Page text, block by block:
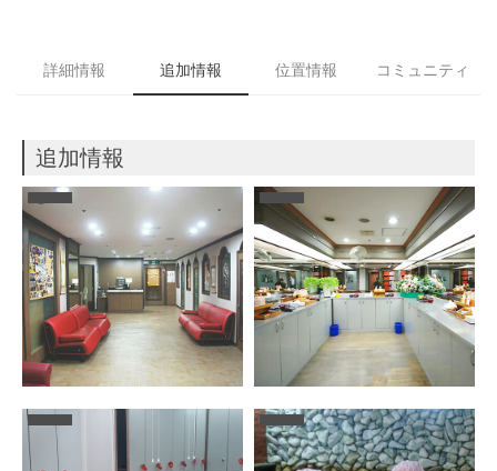
詳細情報 追加情報 位置情報 コミュニティ
追加情報